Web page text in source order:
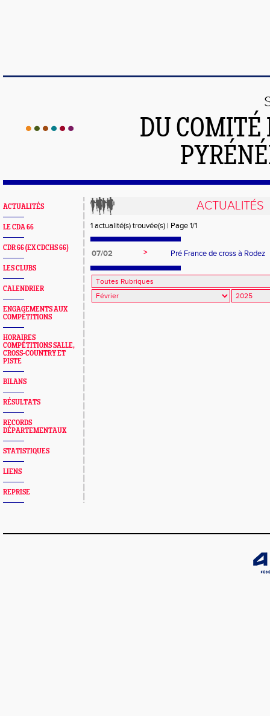
DU
ACTUALITÉS
LE CDA 66
CDR 66 (EX CDCHS 66)
LES CLUBS
CALENDRIER
ENGAGEMENTS AUX
COMPÉTITIONS
HORAIRES
COMPÉTITIONS SALLE,
CROSS-COUNTRY ET
PISTE
BILANS
RÉSULTATS
RECORDS
DÉPARTEMENTAUX
STATISTIQUES
LIENS
REPRISE
ACTUALITÉS
1 actualité(s) trouvée(s) | Page 1/1
07/02 > Pré France de cross à Rodez